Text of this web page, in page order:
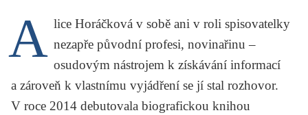
A lice Horáčková v sobě ani v roli spisovatelky
nezapře původní profesi, novinařinu –
osudovým nástrojem k získávání informací
a zároveň k vlastnímu vyjádření se jí stal rozhovor.
V roce 2014 debutovala biografickou knihou